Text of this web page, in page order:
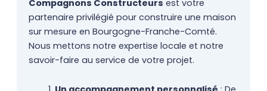
Compagnons Constructeurs est votre
partenaire privilégié pour construire une maison
sur mesure en Bourgogne-Franche-Comté.
Nous mettons notre expertise locale et notre
savoir-faire au service de votre projet.